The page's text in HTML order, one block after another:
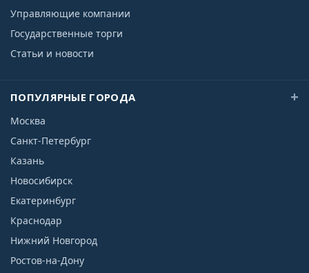
Управляющие компании
Государственные торги
Статьи и новости
ПОПУЛЯРНЫЕ ГОРОДА
Москва
Санкт-Петербург
Казань
Новосибирск
Екатеринбург
Краснодар
Нижний Новгород
Ростов-на-Дону